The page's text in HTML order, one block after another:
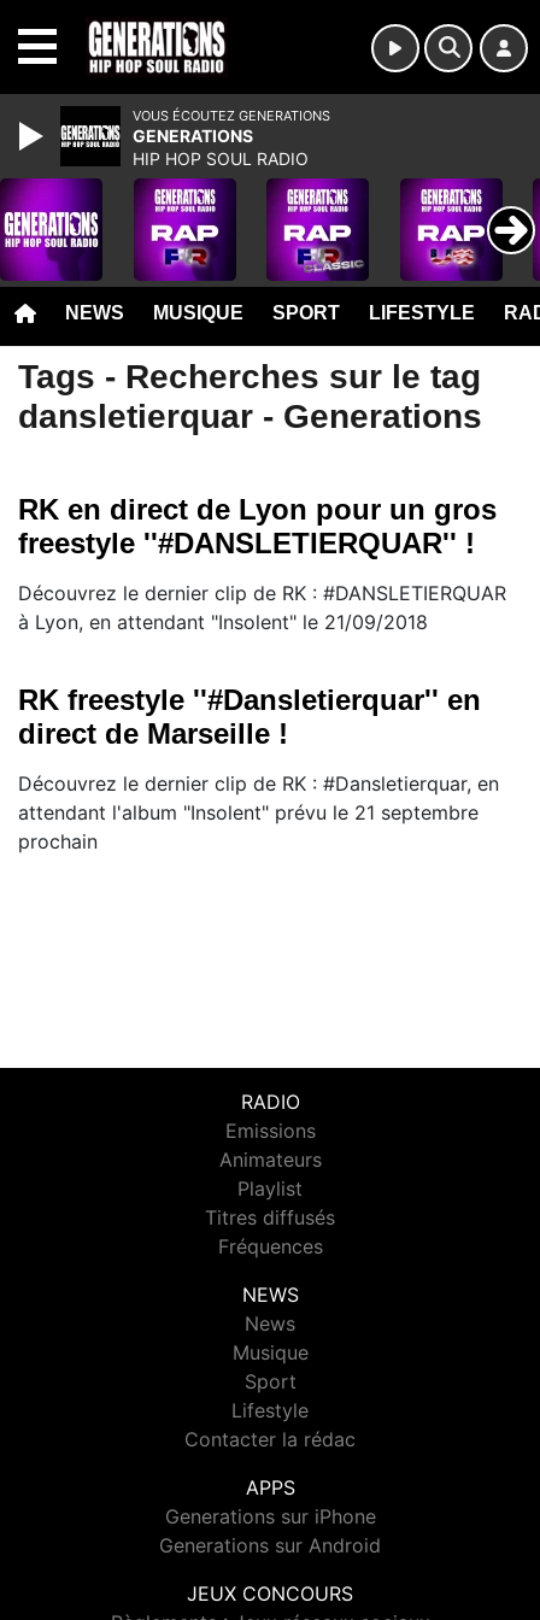
NEWS MUSIQUE SPORT LIFESTYLE
Tags - Recherches sur le tag
dansletierquar - Generations
RK en direct de Lyon pour un gros
freestyle ''#DANSLETIERQUAR'' !
Découvrez le dernier clip de RK : #DANSLETIERQUAR
à Lyon, en attendant "Insolent" le 21/09/2018
RK freestyle ''#Dansletierquar'' en
direct de Marseille !
Découvrez le dernier clip de RK : #Dansletierquar, en
attendant l'album "Insolent" prévu le 21 septembre
prochain
RADIO
Emissions
Animateurs
Playlist
Titres diffusés
Fréquences
NEWS
News
Musique
Sport
Lifestyle
Contacter la rédac
APPS
Generations sur iPhone
Generations sur Android
JEUX CONCOURS
VOUS ÉCOUTEZ GENERATIONS
GENERATIONS
HIP HOP SOUL RADIO